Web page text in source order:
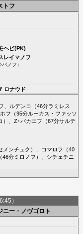
トフ
ヘビ(PK)
レイマノフ
バノフ）
ロナウド
ルデンコ （46分ラミレス
フ （95分ルーカス・ファッソ
）、 Z･バカエフ （67分サルテ
メンチュク ）、 コマロフ （40
（46分ミロノフ ）、 シチェチニ
）
ニー・ノヴゴロト